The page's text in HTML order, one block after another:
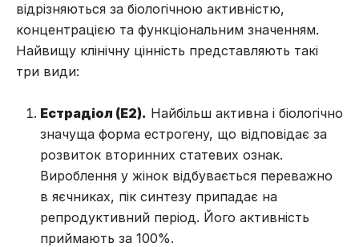
відрізняються за біологічною активністю,
концентрацією та функціональним значенням.
Найвищу клінічну цінність представляють такі
три види:
Естрадіол (E2). Найбільш активна і біологічно
значуща форма естрогену, що відповідає за
розвиток вторинних статевих ознак.
Вироблення у жінок відбувається переважно
в яєчниках, пік синтезу припадає на
репродуктивний період. Його активність
приймають за 100%.